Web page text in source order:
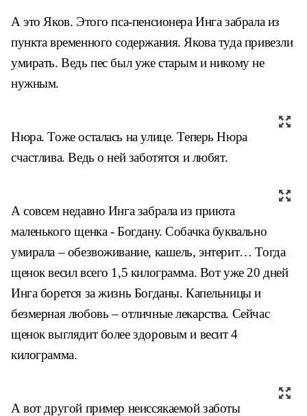
А это Яков. Этого пса-пенсионера Инга забрала из
пункта временного содержания. Якова туда привезли
умирать. Ведь пес был уже старым и никому не
нужным.
Нюра. Тоже осталась на улице. Теперь Нюра
счастлива. Ведь о ней заботятся и любят.
А совсем недавно Инга забрала из приюта
маленького щенка - Богдану. Собачка буквально
умирала – обезвоживание, кашель, энтерит… Тогда
щенок весил всего 1,5 килограмма. Вот уже 20 дней
Инга борется за жизнь Богданы. Капельницы и
безмерная любовь – отличные лекарства. Сейчас
щенок выглядит более здоровым и весит 4
килограмма.
А вот другой пример неиссякаемой заботы